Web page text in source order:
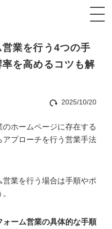
行『マキトルく
トルくん』
』
ごと社長』
ライアル』
』
業を行う4つの手
を高めるコツも解
2025/10/20
ホームページに存在する
プローチを行う営業手法
業を行う場合は手順やポ
ーム営業の具体的な手順